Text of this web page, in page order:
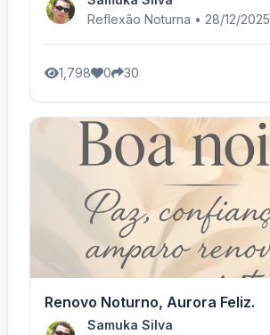
Reflexão Noturna • 28/12/2025
1,798 0 30
Renovo Noturno, Aurora Feliz.
Samuka Silva